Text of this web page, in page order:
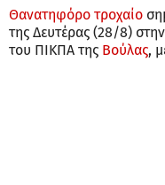
Θανατηφόρο τροχαίο
της Δευτέρας (28/8)
του ΠΙΚΠΑ της Βούλας,